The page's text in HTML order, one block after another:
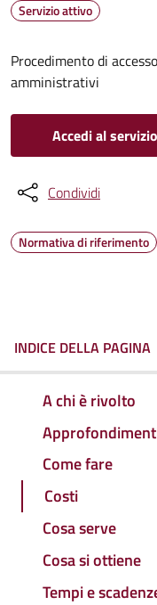
Servizio attivo
Procedimento di
amministrativi
Accedi al servizio
Condividi
Normativa di riferimento
INDICE DELLA PAGINA
A chi è rivolto
Come fare
Costi
Cosa serve
Cosa si ottiene
Tempi e